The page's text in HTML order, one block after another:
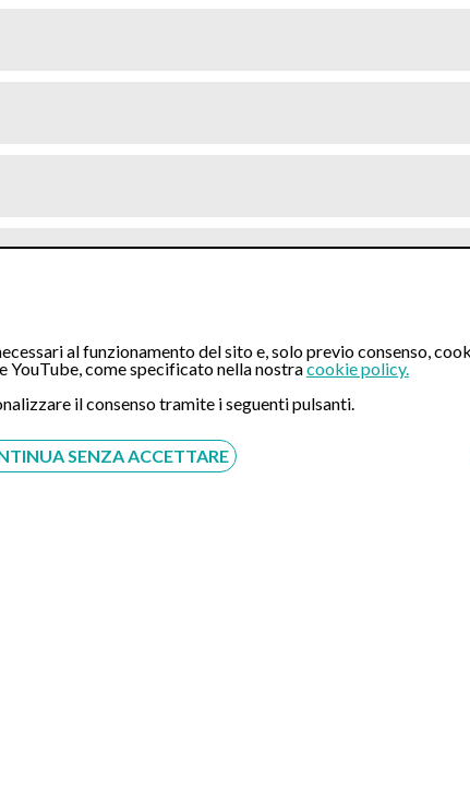
al funzionamento del sito e, solo previo consenso,
YouTube, come specificato nella nostracookie policy.
il consenso tramite i seguenti pulsanti.
SENZA ACCETTARE
il costo dell’esame istologico
di grandi dimensioni). Nel prezzo è compreso il costo
Se la prestazione sarà svolta in regime di
al CUP aziendale. In tal caso, inoltre, Eccellenza
esclusivamente presso le casse della struttura.